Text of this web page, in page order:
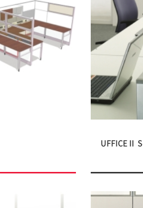
UFFICEⅡ